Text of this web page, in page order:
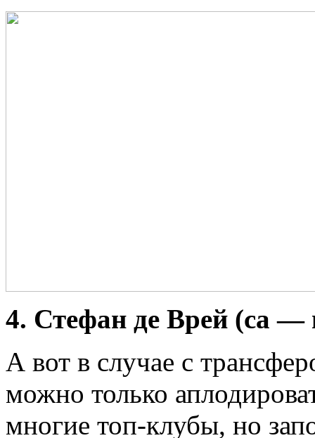
4. Стефан де Врей (са —
А вот в случае с
можно только
многие топ-клубы, но